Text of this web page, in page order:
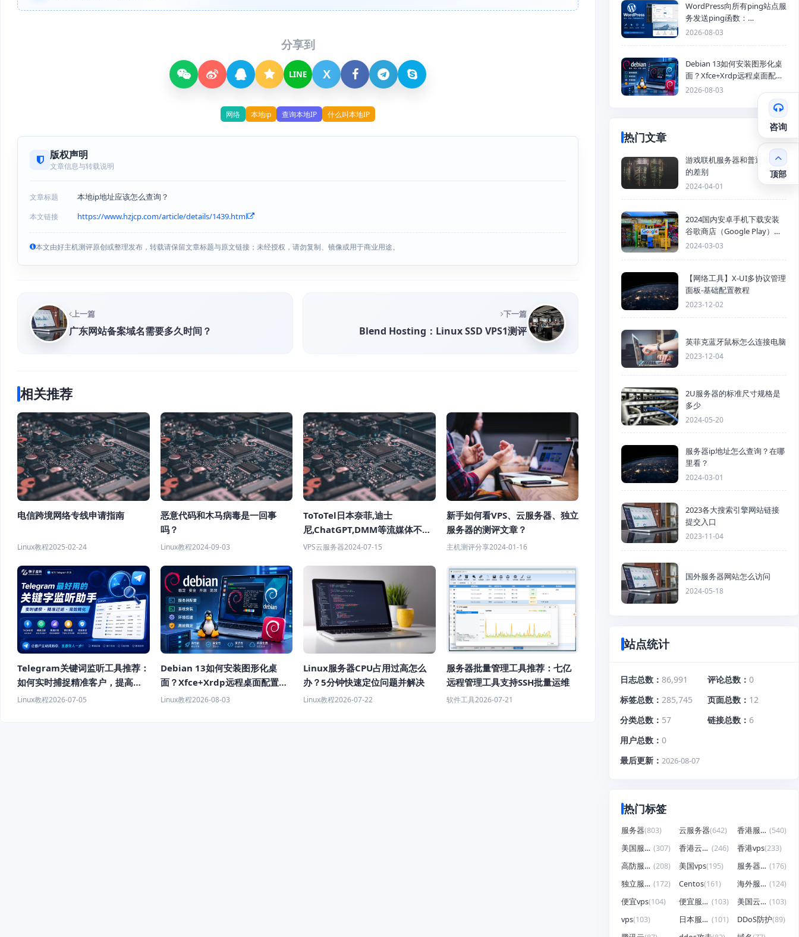
分享到
LINE X
网络 本地ip 查询本地IP 什么叫本地IP
版权声明
文章信息与转载说明
文章标题 本地ip地址应该怎么查询？
本文链接 https://www.hzjcp.com/article/details/1439.html
本文由好主机测评原创或整理发布，转载请保留文章标题与原文链接；未经授权，请勿复制、镜像或用于商业用途。
上一篇
广东网站备案域名需要多久时间？
下一篇
Blend Hosting：Linux SSD VPS1测评
相关推荐
电信跨境网络专线申请指南
Linux教程2025-02-24
恶意代码和木马病毒是一回事
吗？
Linux教程2024-09-03
ToToTel日本奈菲,迪士
尼,ChatGPT,DMM等流媒体不限
流量服务器上线商用优惠活动,香
VPS云服务器2024-07-15
新手如何看VPS、云服务器、独立
服务器的测评文章？
主机测评分享2024-01-16
Telegram关键词监听工具推荐：
如何实时捕捉精准客户，提高获
客效率？
Linux教程2026-07-05
Debian 13如何安装图形化桌
面？Xfce+Xrdp远程桌面配置教
程
Linux教程2026-08-03
Linux服务器CPU占用过高怎么
办？5分钟快速定位问题并解决
Linux教程2026-07-22
服务器批量管理工具推荐：七亿
远程管理工具支持SSH批量运维
软件工具2026-07-21
WordPress向所有ping站点服
务发送ping函数：
generic_ping
2026-08-03
Debian 13如何安装图形化桌
面？Xfce+Xrdp远程桌面配置
教程
2026-08-03
热门文章
游戏联机服务器和普通服务器
的差别
2024-04-01
2024国内安卓手机下载安装
谷歌商店（Google Play）详
细步骤
2024-03-03
【网络工具】X-UI多协议管理
面板-基础配置教程
2023-12-02
英菲克蓝牙鼠标怎么连接电脑
2023-12-04
2U服务器的标准尺寸规格是
多少
2024-05-20
服务器ip地址怎么查询？在哪
里看？
2024-03-01
2023各大搜索引擎网站链接
提交入口
2023-11-04
国外服务器网站怎么访问
2024-05-18
站点统计
日志总数 86,991 评论总数
0
标签总数
285,745 页面总数
12
分类总数
57 链接总数
6
用户总数
0
最后更新
2026-08-07
热门标签
服务器(803) 云服务器(642) 香港服务器 (540)
美国服务器 (307) 香港云服务器 (246) 香港vps(233)
高防服务器 (208) 美国vps(195) 服务器租用 (176)
独立服务器 (172) Centos(161) 海外服务器 (124)
便宜vps(104) 便宜服务器 (103) 美国云服务器 (103)
vps(103) 日本服务器 (101) DDoS防护(89)
咨询
顶部